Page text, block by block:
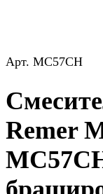
Арт. MC57CH
Remer